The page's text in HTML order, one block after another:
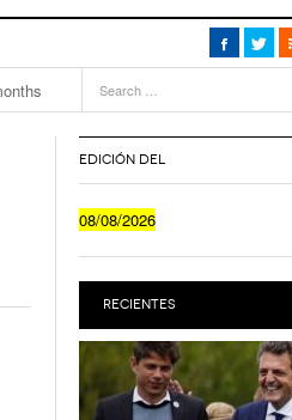
Anuncian Obras Para Las Escuelas Del
¿Qué Alimentos Te Pueden Cambiar El
EDICIÓN DEL
08/08/2026
RECIENTES